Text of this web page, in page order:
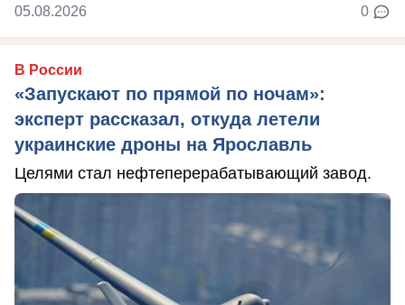
05.08.2026 0
В России
«Запускают по прямой по ночам»:
эксперт рассказал, откуда летели
украинские дроны на Ярославль
Целями стал нефтеперерабатывающий завод.